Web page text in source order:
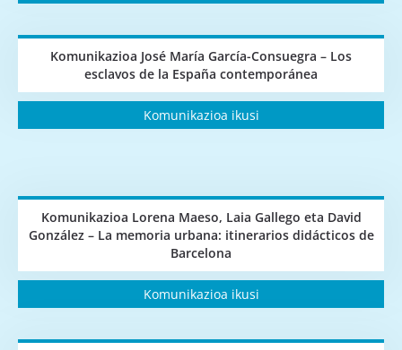
Komunikazioa José María García-Consuegra – Los
esclavos de la España contemporánea
Komunikazioa ikusi
Komunikazioa Lorena Maeso, Laia Gallego eta David
González – La memoria urbana: itinerarios didácticos de
Barcelona
Komunikazioa ikusi